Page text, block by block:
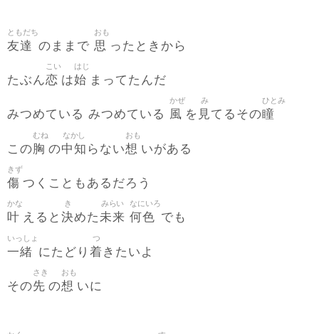
友達
ともだち
のままで 思
おも
ったときから
たぶん恋
こい
は始
はじ
まってたんだ
みつめている みつめている 風
かぜ
を 見
み
てるその瞳
ひとみ
この胸
むね
の中知
なかし
らない想
おも
いがある
傷
きず
つくこともあるだろう
叶
かな
えると 決
き
めた未来
みらい
何色
なにいろ
でも
一緒
いっしょ
にたどり 着
つ
きたいよ
その先
さき
の想
おも
いに